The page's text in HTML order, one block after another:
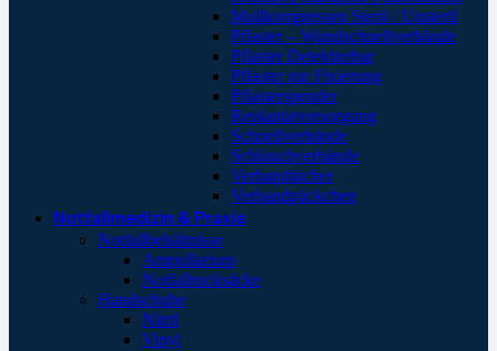
Mullkompressen Steril / Unsteril
Pflaster – Wundschnellverbände
Pflaster Detektierbar
Pflaster zur Fixierung
Pflasterspender
Replantatversorgung
Schnellverbände
Schlauchverbände
Verbandtücher
Verbandpäckchen
Notfallmedizin & Praxis
Notfallbehältnisse
Ampullarium
Notfallrucksäcke
Handschuhe
Nitril
Vinyl